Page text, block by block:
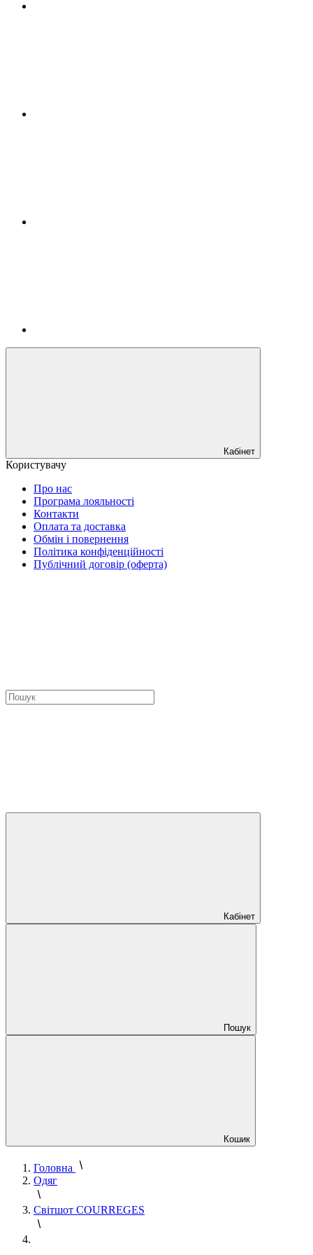
Кабінет
Користувачу
Про нас
Програма лояльності
Контакти
Оплата та доставка
Обмін і повернення
Політика конфіденційності
Публічний договір (оферта)
Кабінет
Пошук
Кошик
Головна
Одяг
Світшот COURREGES